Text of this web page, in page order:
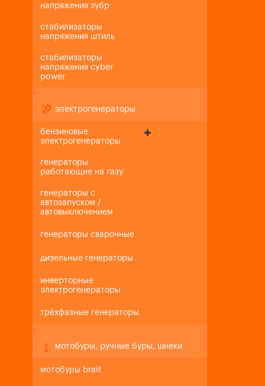
напряжения зубр
стабилизаторы
напряжения штиль
стабилизаторы
напряжения cyber
power
+-
электрогенераторы
бензиновые
электрогенераторы
генераторы
работающие на газу
генераторы с
автозапуском /
автовыключением
генераторы сварочные
дизельные генераторы
инверторные
электрогенераторы
трёхфазные генераторы
+-
мотобуры, ручные буры, шнеки
мотобуры brait